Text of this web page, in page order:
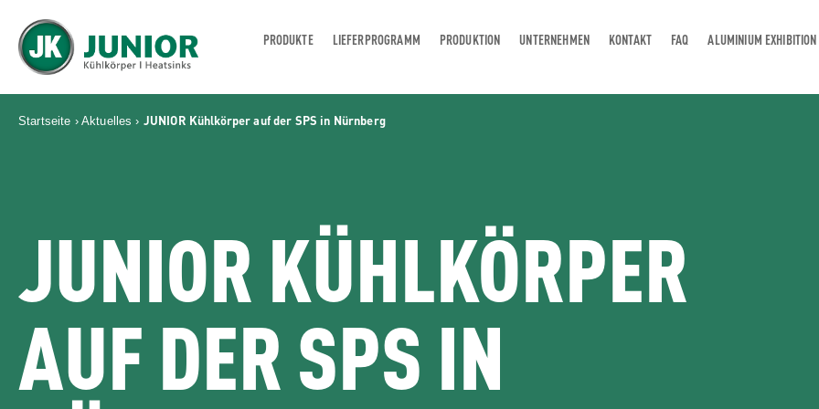
PRODUKTE LIEFERPROGRAMM PRODUKTION UNTERNEHMEN KONTAKT FAQ ALUMINIUM
Startseite › Aktuelles › JUNIOR Kühlkörper auf der SPS in Nürnberg
JUNIOR KÜHLKÖRPER
AUF DER SPS IN